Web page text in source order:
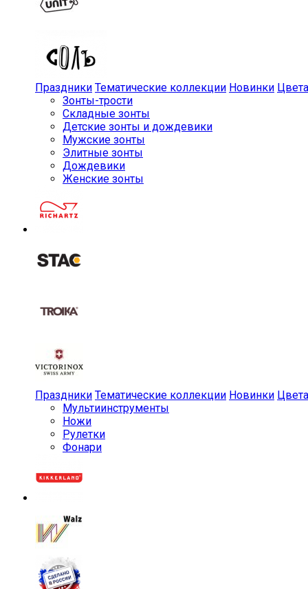
Праздники Тематические коллекции Новинки Цвета
Зонты-трости
Складные зонты
Детские зонты и дождевики
Мужские зонты
Элитные зонты
Дождевики
Женские зонты
Праздники Тематические коллекции Новинки Цвета
Мульти­инструменты
Ножи
Рулетки
Фонари